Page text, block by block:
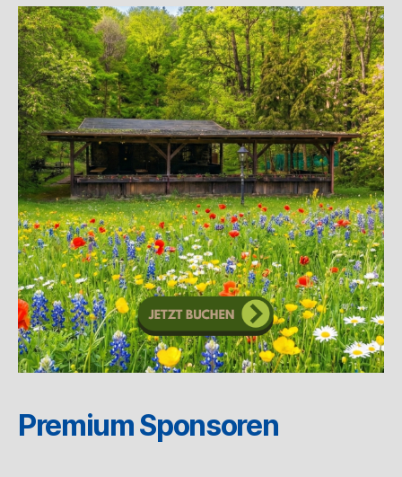
Premium Sponsoren